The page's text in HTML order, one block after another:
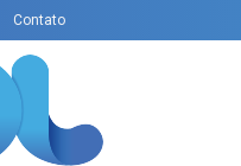
Contato